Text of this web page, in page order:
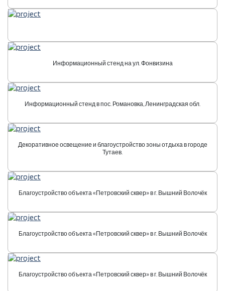
Информационный стенд на ул. Фонвизина
Информационный стенд в пос. Романовка, Ленинградская обл.
Декоративное освещение и благоустройство зоны отдыха в городе
Тутаев.
Благоустройство объекта «Петровский сквер» в г. Вышний Волочёк
Благоустройство объекта «Петровский сквер» в г. Вышний Волочёк
Благоустройство объекта «Петровский сквер» в г. Вышний Волочёк